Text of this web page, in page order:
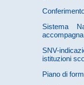
Sistema
SNV-
istituzioni
Piano di